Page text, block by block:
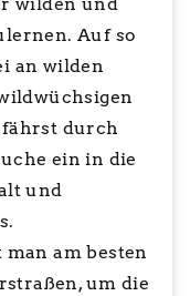
wilden und
Auf so
an wilden
fährst durch
ein in die
und
am besten
um die